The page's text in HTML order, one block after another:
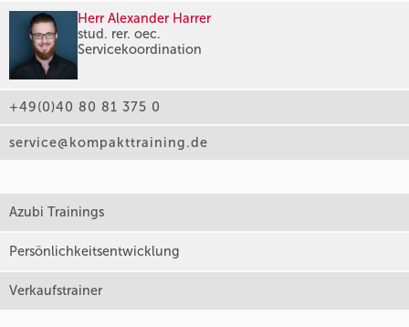
Herr Alexander Harrer
stud. rer. oec.
Servicekoordination
+49(0)40 80 81 375 0
service@kompakttraining.de
Azubi Trainings
Persönlichkeitsentwicklung
Verkaufstrainer